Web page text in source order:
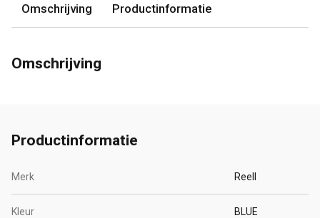
Omschrijving Productinformatie
Omschrijving
Productinformatie
Merk Reell
Kleur BLUE